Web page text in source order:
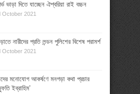
ভাড়া দিতে যাচ্ছেন ঐশ্বরিয়া রাই বচ্চন
October 2021
নারীদের প্রতি লন্ডন পুলিশের বিশেষ পরামর্শ
October 2021
মনোযোগ আকর্ষণে মনগড়া কথা প্রচার
ইব্রাহিম’